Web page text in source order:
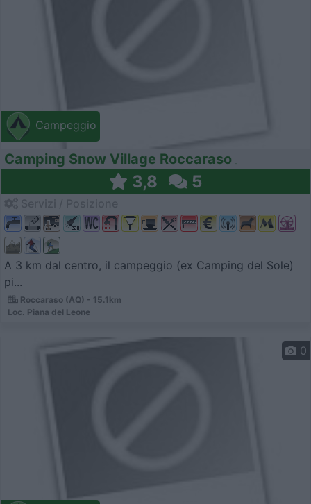
Campeggio
Camping Snow Village Roccaraso
3,8 5
A 3 km dal centro, il campeggio (ex Camping del Sole)
pi...
Roccaraso (AQ) - 15.1km
Loc. Piana del Leone
0